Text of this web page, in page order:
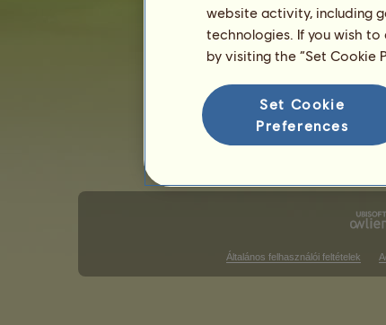
Nincs mit megjeleníteni ezen a
Díjugrató győzelmek
Általános felhasználói feltételek
website activity, including
technologies. If you wish to
by visiting the “Set Cookie
Set Cookie
Preferences